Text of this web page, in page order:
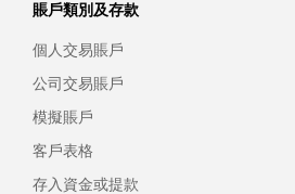
賬戶類別及存款
個人交易賬戶
公司交易賬戶
模擬賬戶
客戶表格
存入資金或提款